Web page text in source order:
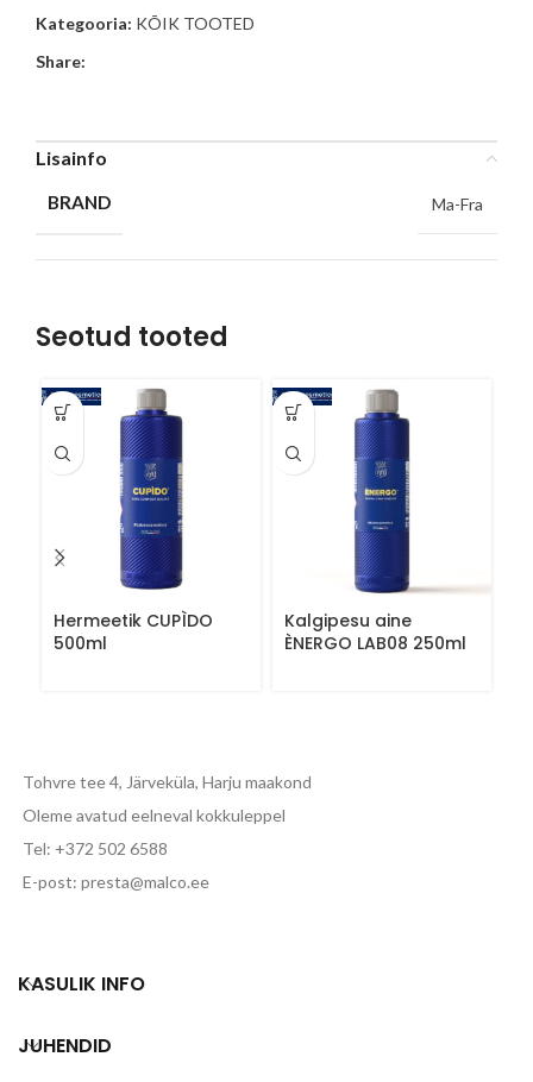
Kategooria: KÕIK TOOTED
Share:
Lisainfo
BRAND Ma-Fra
Seotud tooted
Hermeetik CUPÌDO
500ml
Kalgipesu aine
ÈNERGO LAB08 250ml
Tohvre tee 4, Järveküla, Harju maakond
Oleme avatud eelneval kokkuleppel
Tel: +372 502 6588
E-post: presta@malco.ee
KASULIK INFO
JUHENDID